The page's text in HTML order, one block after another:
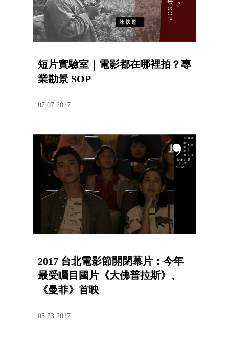
短片實驗室｜電影都在哪裡拍？專
業勘景 SOP
07.07.2017
2017 台北電影節開閉幕片：今年
最受矚目國片《大佛普拉斯》、
《曼菲》首映
05.23.2017